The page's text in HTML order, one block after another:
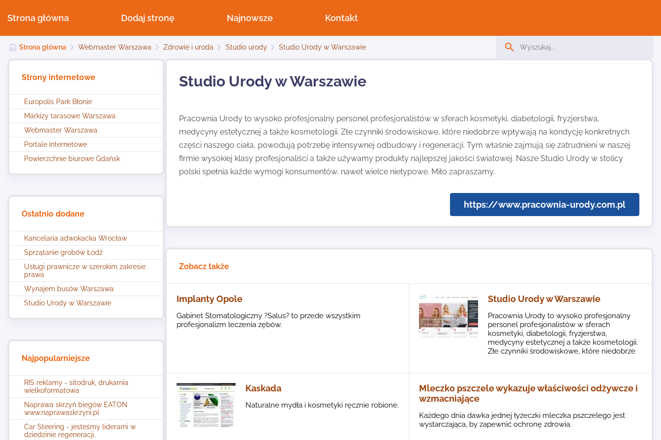
Strona główna Dodaj stronę Najnowsze Kontakt
Strona główna Webmaster Warszawa Zdrowie i uroda Studio urody Studio Urody w Warszawie
Strony internetowe
Europolis Park Błonie
Markizy tarasowe Warszawa
Webmaster Warszawa
Portale internetowe
Powierzchnie biurowe Gdańsk
Ostatnio dodane
Kancelaria adwokacka Wrocław
Sprzątanie grobów Łódź
Usługi prawnicze w szerokim zakresie
prawa
Wynajem busów Warszawa
Studio Urody w Warszawie
Najpopularniejsze
RIS reklamy - sitodruk, drukarnia
wielkoformatowa
Naprawa skrzyń biegów EATON
www.naprawaskrzyni.pl
Car Steering - jesteśmy liderami w
dziedzinie regeneracji.
Studio Urody w Warszawie
Pracownia Urody to wysoko profesjonalny personel profesjonalistów w sferach kosmetyki, diabetologii, fryzjerstwa,
medycyny estetycznej a także kosmetologii. Złe czynniki środowiskowe, które niedobrze wpływają na kondycję konkretnych
części naszego ciała, powodują potrzebę intensywnej odbudowy i regeneracji. Tym właśnie zajmują się zatrudnieni w naszej
firmie wysokiej klasy profesjonaliści a także używamy produkty najlepszej jakości światowej. Nasze Studio Urody w stolicy
polski spełnia każde wymogi konsumentów, nawet wielce nietypowe. Miło zapraszamy.
https://www.pracownia-urody.com.pl
Zobacz także
Implanty Opole
Gabinet Stomatologiczny ?Salus? to przede wszystkim
profesjonalizm leczenia zębów.
Studio Urody w Warszawie
Pracownia Urody to wysoko profesjonalny
personel profesjonalistów w sferach
kosmetyki, diabetologii, fryzjerstwa,
medycyny estetycznej a także kosmetologii.
Złe czynniki środowiskowe, które niedobrze
Kaskada
Naturalne mydła i kosmetyki ręcznie robione.
Mleczko pszczele wykazuje właściwości odżywcze i
wzmacniające
Każdego dnia dawka jednej łyżeczki mleczka pszczelego jest
wystarczająca, by zapewnić ochronę zdrowia.